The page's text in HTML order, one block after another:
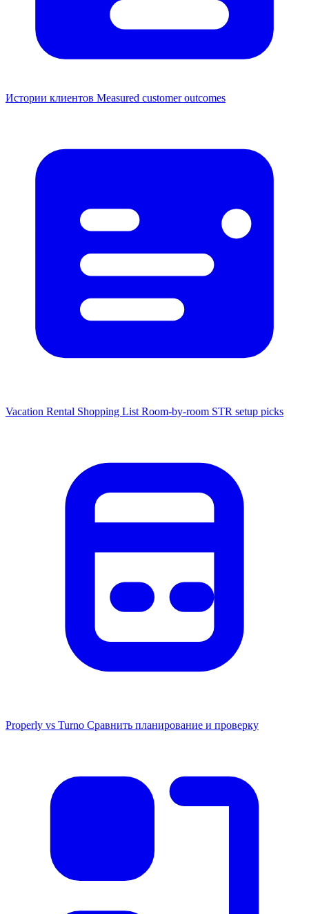
Истории клиентов Measured customer outcomes
Vacation Rental Shopping List Room-by-room STR setup picks
Properly vs Turno Сравнить планирование и проверку